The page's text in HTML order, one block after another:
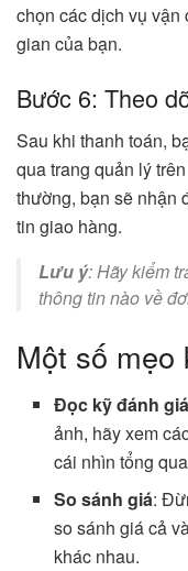
chọn các dịch vụ vận
gian của bạn.
Bước 6: Theo
Sau khi thanh toán,
qua trang quản lý
thường, bạn sẽ nhận
tin giao hàng.
Lưu ý: Hãy kiểm
thông tin nào về
Một số mẹo
Đọc kỹ đánh
ảnh, hãy xem
cái nhìn tổng
So sánh giá:
so sánh giá cả
khác nhau.